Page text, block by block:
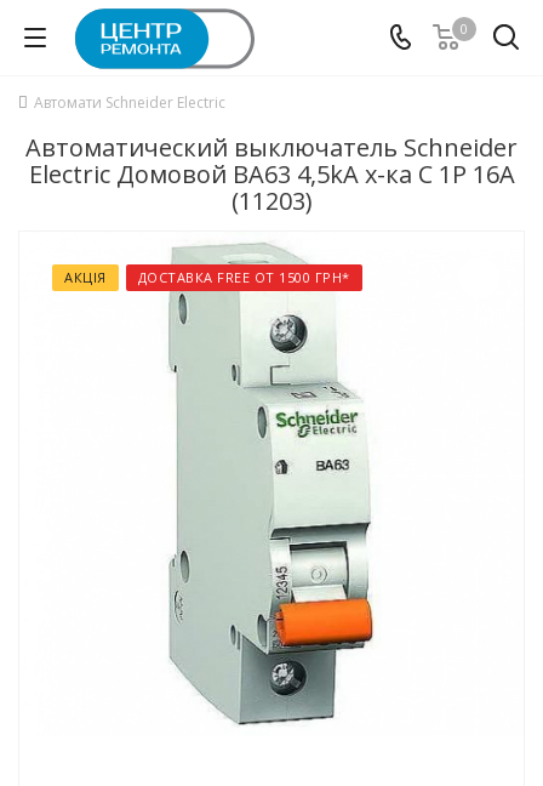
0
Автомати Schneider Electric
Автоматический выключатель Schneider
Electric Домовой ВА63 4,5kA х-ка C 1P 16А
(11203)
АКЦІЯ ДОСТАВКА FREE ОТ 1500 ГРН*